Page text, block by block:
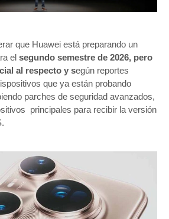
que Huawei está preparando un
el segundo semestre de 2026, pero
al respecto y según reportes
que ya están probando
parches de seguridad avanzados,
principales para recibir la versión